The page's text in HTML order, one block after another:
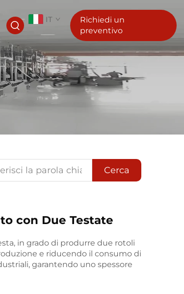
IT
Richiedi un
preventivo
Cerca
con Due Testate
in grado di produrre due rotoli
e riducendo il consumo di
garantendo uno spessore